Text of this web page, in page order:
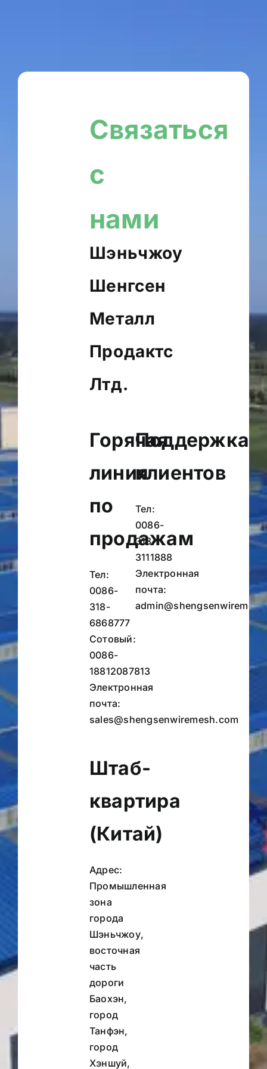
Связаться
с
нами
Шэньчжоу
Шенгсен
Металл
Продактс
Лтд.
Горячая
линия
по
продажам
Тел:
0086-
318-
6868777
Сотовый:
0086-
18812087813
Электронная
почта:
sales@shengsenwiremesh.com
Поддержка
клиентов
Тел:
0086-
318-
3111888
Электронная
почта:
Штаб-
квартира
(Китай)
Адрес:
Промышленная
зона
города
Шэньчжоу,
восточная
часть
дороги
Баохэн,
город
Танфэн,
город
Хэншуй,